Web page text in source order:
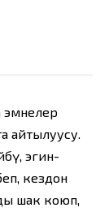
эмнелер
айтылуусу.
эгин-
кездон
шак коюп,